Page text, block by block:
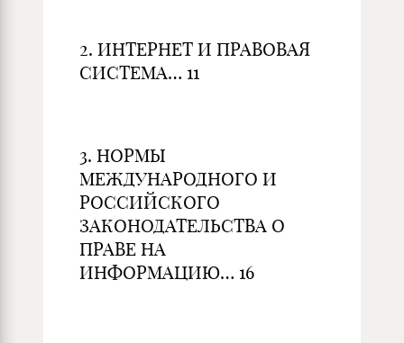
2. ИНТЕРНЕТ И ПРАВОВАЯ
СИСТЕМА… 11
3. НОРМЫ
МЕЖДУНАРОДНОГО И
РОССИЙСКОГО
ЗАКОНОДАТЕЛЬСТВА О
ПРАВЕ НА
ИНФОРМАЦИЮ… 16